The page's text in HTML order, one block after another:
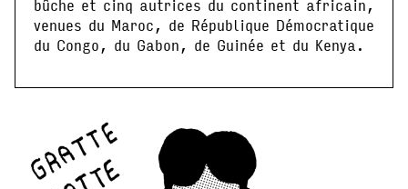
bûche et cinq autrices du continent africain,
venues du Maroc, de République Démocratique
du Congo, du Gabon, de Guinée et du Kenya.